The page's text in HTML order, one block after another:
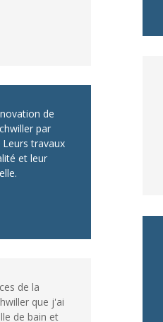
de
par
travaux
et leur
de la
que j'ai
de bain et